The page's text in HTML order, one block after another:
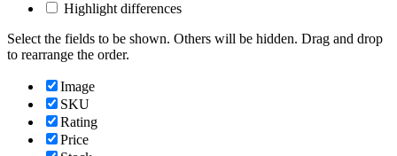
Highlight differences
Select the fields to be shown. Others will be hidden. Drag and drop
to rearrange the order.
Image
SKU
Rating
Price